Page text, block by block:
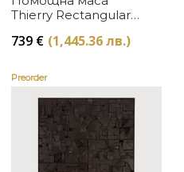
Thierry Rectangular
739 € (1,445.36 лв.)
Preorder